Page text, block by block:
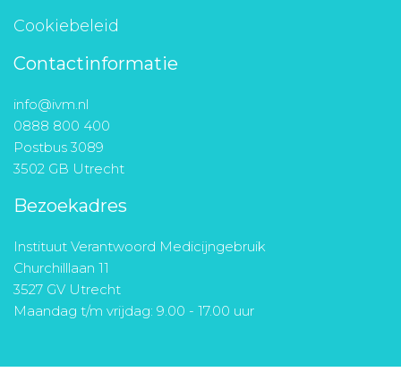
Cookiebeleid
Contactinformatie
info@ivm.nl
0888 800 400
Postbus 3089
3502 GB Utrecht
Bezoekadres
Instituut Verantwoord Medicijngebruik
Churchilllaan 11
3527 GV Utrecht
Maandag t/m vrijdag: 9.00 - 17.00 uur